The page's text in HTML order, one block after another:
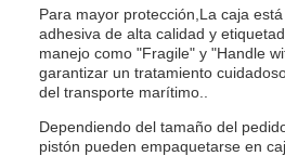
Para mayor protección,La caja
adhesiva de alta calidad y
manejo como "Fragile" y "Handle
garantizar un tratamiento
del transporte marítimo..
Dependiendo del tamaño del
pistón pueden empaquetarse en